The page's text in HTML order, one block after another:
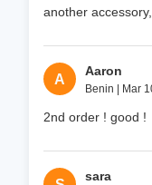
another
A
Aaron
Benin | Mar
2nd order ! good !
sara